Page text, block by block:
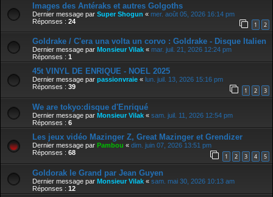
Images des Antéraks et autres Golgoths
Dernier message par Super Shogun « mer. août 05, 2026 16:14 pm
Réponses : 24 1 2
Goldrake / C'era una volta un corvo : Goldrake - Disque Italien
Dernier message par Monsieur Vilak « mar. juil. 21, 2026 12:24 pm
Réponses : 1
45t VINYL DE ENRIQUE - NOEL 2025
Dernier message par passionvraie « lun. juil. 13, 2026 15:16 pm
Réponses : 39 1 2 3
We are tokyo:disque d'Enriqué
Dernier message par Monsieur Vilak « sam. juil. 11, 2026 12:54 pm
Réponses : 6
Les jeux vidéo Mazinger Z, Great Mazinger et Grendizer
Dernier message par Pambou « dim. juin 07, 2026 13:51 pm
Réponses : 68 1 2 3 4 5
Goldorak le Grand par Jean Guyen
Dernier message par Monsieur Vilak « sam. mai 30, 2026 10:13 am
Réponses : 12